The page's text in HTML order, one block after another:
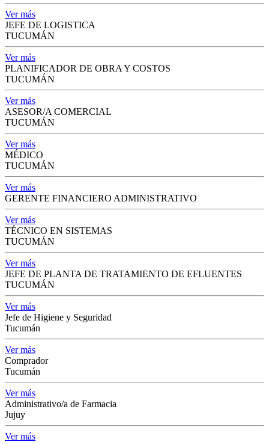
Ver más
JEFE DE LOGISTICA
TUCUMÁN
Ver más
PLANIFICADOR DE OBRA Y COSTOS
TUCUMÁN
Ver más
ASESOR/A COMERCIAL
TUCUMÁN
Ver más
MÉDICO
TUCUMÁN
Ver más
GERENTE FINANCIERO ADMINISTRATIVO
Ver más
TÉCNICO EN SISTEMAS
TUCUMÁN
Ver más
JEFE DE PLANTA DE TRATAMIENTO DE EFLUENTES
TUCUMÁN
Ver más
Jefe de Higiene y Seguridad
Tucumán
Ver más
Comprador
Tucumán
Ver más
Administrativo/a de Farmacia
Jujuy
Ver más